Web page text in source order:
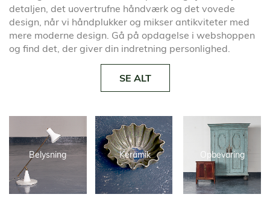
Belysning Keramik Opbevaring
detaljen, det uovertrufne håndværk og det vovede
design, når vi håndplukker og mikser antikviteter med
mere moderne design. Gå på opdagelse i webshoppen
og find det, der giver din indretning personlighed.
SE ALT